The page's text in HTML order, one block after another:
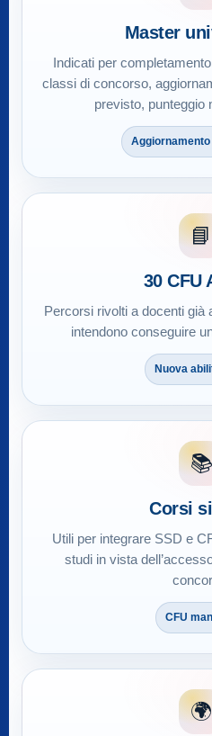
Master
Indicati per
classi di concorso,
previsto, punteggio
Aggiornamento
📘
30 CFU
Percorsi rivolti a docenti già
intendono conseguire
Nuova
📚
Corsi
Utili per integrare SSD e
studi in vista
CFU
🌍